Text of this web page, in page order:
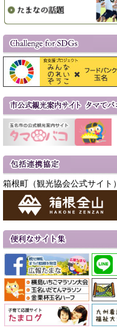
箱根町（観光協会公式サイト）